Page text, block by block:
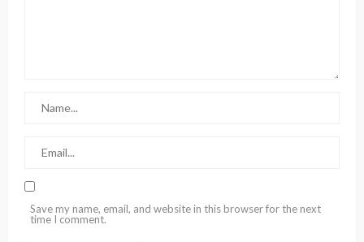
Save my name, email, and website in this browser for the next
time I comment.